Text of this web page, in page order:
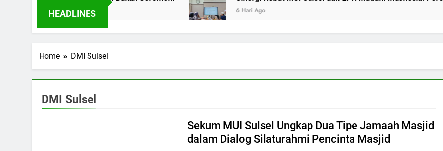
HEADLINES 6 Hari Ago
Home DMI Sulsel
DMI Sulsel
Sekum MUI Sulsel Ungkap Dua Tipe Jamaah Masjid
dalam Dialog Silaturahmi Pencinta Masjid